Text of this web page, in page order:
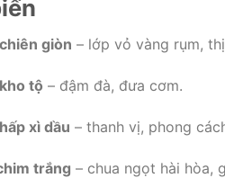
giòn – lớp vỏ vàng rụm,
tộ – đậm đà, đưa cơm.
xì dầu – thanh vị, phong
trắng – chua ngọt hài hòa,